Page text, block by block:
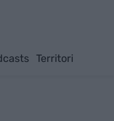
Territori